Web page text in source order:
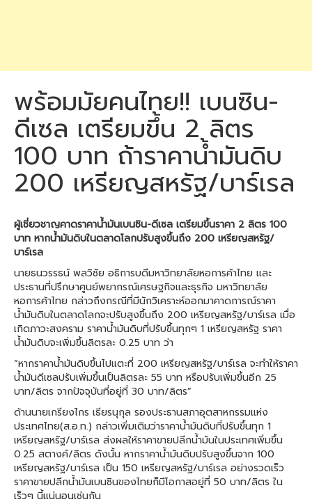
พร้อมมัยคนไทย!! เบนซิน-
ดีเซล เตรียมขึ้น 2 ลิตร
100 บาท ถ้าราคาน้ำมันดิบ
200 เหรียญสหรัฐ/บาร์เรล
ผู้เชี่ยวชาญคาดราคาน้ำมันเบนซิน-ดีเซล เตรียมขึ้นราคา 2 ลิตร 100
บาท หากน้ำมันดิบในตลาดโลกปรับสูงขึ้นถึง 200 เหรียญสหรัฐ/
บาร์เรล
นายธนวรรธน์ พลวิชัย อธิการบดีมหาวิทยาลัยหอการค้าไทย และ
ประธานที่ปรึกษาศูนย์พยากรณ์เศรษฐกิจและธุรกิจ มหาวิทยาลัย
หอการค้าไทย กล่าวถึงกรณีที่มีนักวิเคราะห์ออกมาคาดการณ์ราคา
น้ำมันดิบในตลาดโลกจะปรับสูงขึ้นถึง 200 เหรียญสหรัฐ/บาร์เรล เมื่อ
เกิดภาวะสงคราม ราคาน้ำมันดิบที่ปรับขึ้นทุกๆ 1 เหรียญสหรัฐ ราคา
น้ำมันดิบจะเพิ่มขึ้นลิตรละ 0.25 บาท ว่า
“หากราคาน้ำมันดิบขึ้นไปแตะที่ 200 เหรียญสหรัฐ/บาร์เรล จะทำให้ราคา
น้ำมันดีเซลปรับเพิ่มขึ้นเป็นลิตรละ 55 บาท หรือปรับเพิ่มขึ้นอีก 25
บาท/ลิตร จากปัจจุบันที่อยู่ที่ 30 บาท/ลิตร”
ด้านนายเกรียงไกร เธียรนุกุล รองประธานสภาอุตสาหกรรมแห่ง
ประเทศไทย(ส.อ.ท.) กล่าวเพิ่มเติมว่าราคาน้ำมันดิบที่ปรับขึ้นทุก 1
เหรียญสหรัฐ/บาร์เรล ส่งผลให้ราคาขายปลีกน้ำมันในประเทศเพิ่มขึ้น
0.25 สตางค์/ลิตร ดังนั้น หากราคาน้ำมันดิบปรับสูงขึ้นจาก 100
เหรียญสหรัฐ/บาร์เรล เป็น 150 เหรียญสหรัฐ/บาร์เรล อย่างรวดเร็ว
ราคาขายปลีกน้ำมันเบนซินของไทยก็มีโอกาสอยู่ที่ 50 บาท/ลิตร ใน
เร็วๆ นี้แน่นอนเช่นกัน